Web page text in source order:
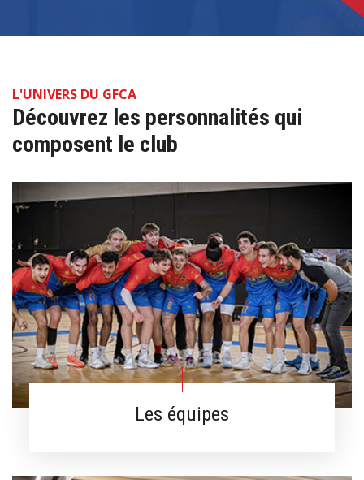
L'UNIVERS DU GFCA
Découvrez les personnalités qui
composent le club
Les équipes